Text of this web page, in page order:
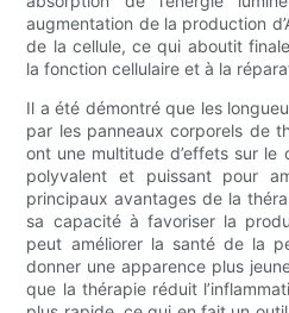
augmentation de la production
de la cellule, ce qui aboutit
la fonction cellulaire et à la
Il a été démontré que les
par les panneaux corporels de
ont une multitude d’effets sur
polyvalent et puissant pour
principaux avantages de la
sa capacité à favoriser la
peut améliorer la santé de la
donner une apparence plus
que la thérapie réduit